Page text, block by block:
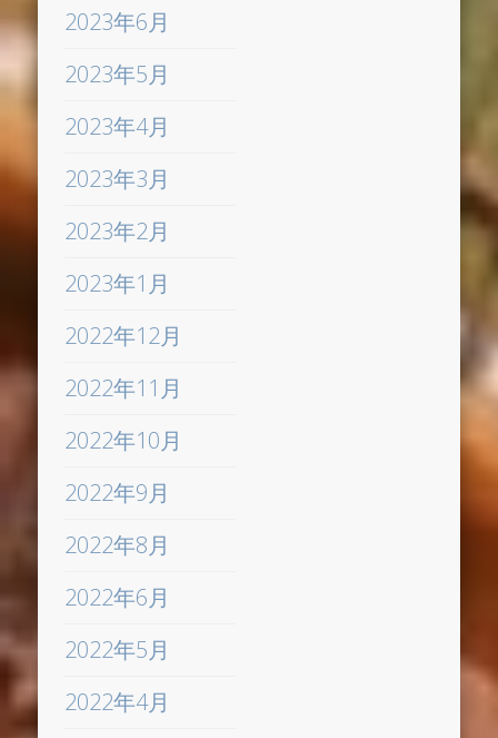
2023年6月
2023年5月
2023年4月
2023年3月
2023年2月
2023年1月
2022年12月
2022年11月
2022年10月
2022年9月
2022年8月
2022年6月
2022年5月
2022年4月